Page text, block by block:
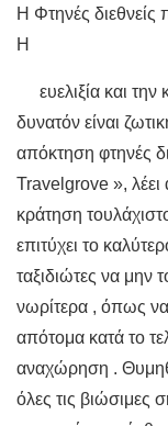
Η Φτηνές διεθνείς
Η
ευελιξία και
δυνατόν είναι
απόκτηση φτηνές
Travelgrove », λέει
κράτηση
επιτύχει το
ταξιδιώτες να μην
νωρίτερα , όπως
απότομα κατά το
αναχώρηση .
όλες τις βιώσιμες